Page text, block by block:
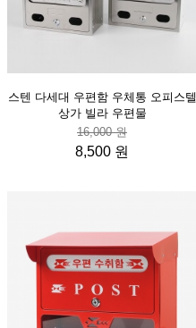
스텐 다세대 우편함 우체통 오피스텔
상가 빌라 우편물
16,000 원
8,500 원